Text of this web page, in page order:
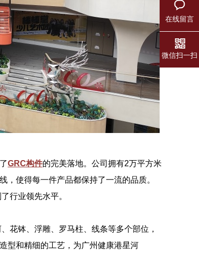
GRC构件的完美落地。公司拥有2万平方米
，使得每一件产品都保持了一流的品质。
行业领先水平。
花钵、浮雕、罗马柱、线条等多个部位，
型和精细的工艺，为广州健康港星河
在线留言
微信扫一扫